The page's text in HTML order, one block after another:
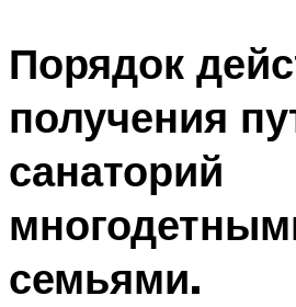
Порядок
получения
санаторий
семьями.